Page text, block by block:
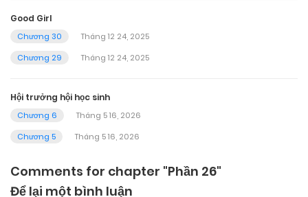
Good Girl
Chương 30
Tháng 12 24, 2025
Chương 29
Tháng 12 24, 2025
Hội trưởng hội học sinh
Chương 6
Tháng 5 16, 2026
Chương 5
Tháng 5 16, 2026
Comments for chapter "Phần 26"
Để lại một bình luận